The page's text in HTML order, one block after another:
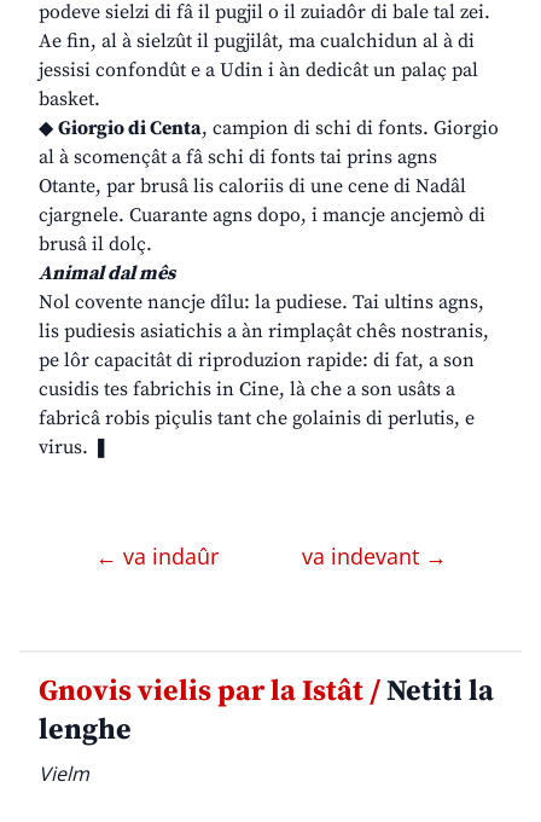
podeve sielzi di fâ il pugjil o il zuiadôr di bale tal zei.
Ae fin, al à sielzût il pugjilât, ma cualchidun al à di
jessisi confondût e a Udin i àn dedicât un palaç pal
basket.
◆ Giorgio di Centa, campion di schi di fonts. Giorgio
al à scomençât a fâ schi di fonts tai prins agns
Otante, par brusâ lis caloriis di une cene di Nadâl
cjargnele. Cuarante agns dopo, i mancje ancjemò di
brusâ il dolç.
Animal dal mês
Nol covente nancje dîlu: la pudiese. Tai ultins agns,
lis pudiesis asiatichis a àn rimplaçât chês nostranis,
pe lôr capacitât di riproduzion rapide: di fat, a son
cusidis tes fabrichis in Cine, là che a son usâts a
fabricâ robis piçulis tant che golainis di perlutis, e
virus. ❚
← va indaûr va indevant →
Gnovis vielis par la Istât /Netiti la
lenghe
Vielm